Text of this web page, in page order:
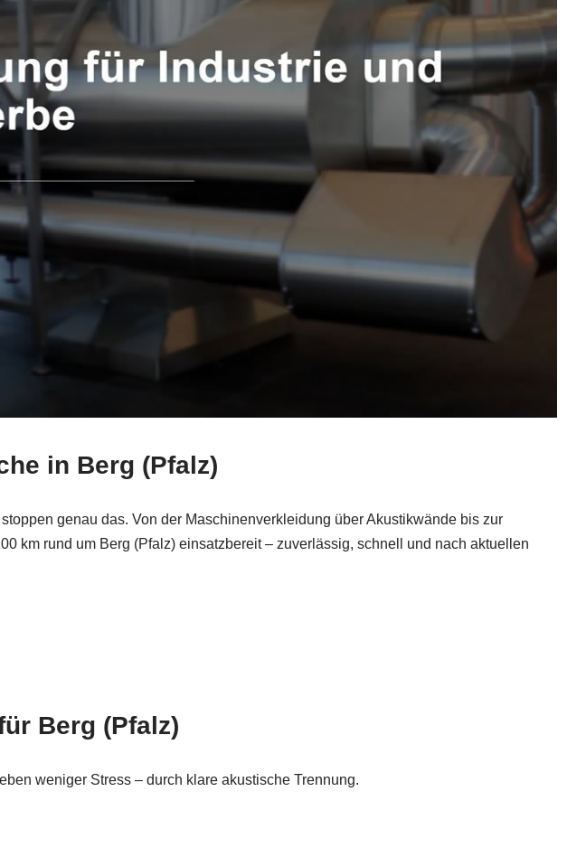
in Berg (Pfalz)
genau das. Von der Maschinenverkleidung über Akustikwände bis zur
km rund um Berg (Pfalz) einsatzbereit – zuverlässig, schnell und nach aktuellen
Berg (Pfalz)
weniger Stress – durch klare akustische Trennung.